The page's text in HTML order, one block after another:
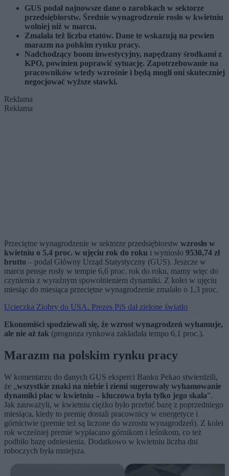
GUS podał najnowsze dane o zarobkach w sektorze
przedsiębiorstw. Średnie wynagrodzenie rosło w kwietniu
wolniej niż w marcu.
Zmalała też liczba etatów. Dane te wskazują na pewien
marazm na polskim rynku pracy.
Nadchodzący boom inwestycyjny, napędzany środkami z
KPO, powinien poprawić sytuację. Zapotrzebowanie na
pracowników wtedy wzrośnie i będą mogli oni skuteczniej
negocjować wyższe stawki.
Reklama
Reklama
Przeciętne wynagrodzenie w sektorze przedsiębiorstw wzrosło w
kwietniu o 5,4 proc. w ujęciu rok do roku i wyniosło 9530,74 zł
brutto – podał Główny Urząd Statystyczny (GUS). Jeszcze w
marcu pensje rosły w tempie 6,6 proc. rok do roku, mamy więc do
czynienia z wyraźnym spowolnieniem dynamiki. Z kolei w ujęciu
miesiąc do miesiąca przeciętne wynagrodzenie zmalało o 1,3 proc.
Ucieczka Ziobry do USA. Prezes PiS dał zielone światło
Ekonomiści spodziewali się, że wzrost wynagrodzeń wyhamuje,
ale nie aż tak (prognoza rynkowa zakładała tempo 6,1 proc.).
Marazm na polskim rynku pracy
W komentarzu do danych GUS eksperci Banku Pekao stwierdzili,
że „wszystkie znaki na niebie i ziemi sugerowały wyhamowanie
dynamiki płac w kwietniu – kluczowa była tylko jego skala”.
Jak zauważyli, w kwietniu ciężko było przebić bazę z poprzedniego
miesiąca, kiedy to premię dostali pracownicy w energetyce i
górnictwie (premie też są liczone do wzrostu wynagrodzeń). Z kolei
rok wcześniej premie wypłacano górnikom i leśnikom, co też
podbiło bazę odniesienia. Dodatkowo w kwietniu liczba dni
roboczych była mniejsza.